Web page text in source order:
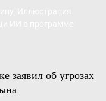
заявил об угрозах